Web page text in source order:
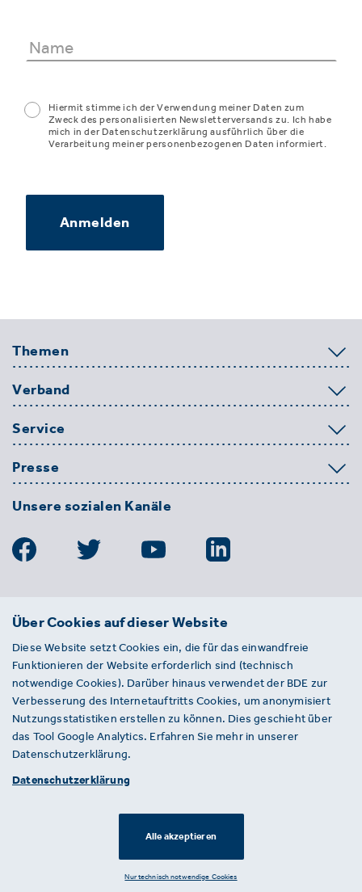
Hiermit stimme ich der Verwendung meiner Daten zum
Zweck des personalisierten Newsletterversands zu. Ich habe
mich in der Datenschutzerklärung ausführlich über die
Verarbeitung meiner personenbezogenen Daten informiert.
Anmelden
Themen
Verband
Service
Presse
Unsere sozialen Kanäle
BDE
Entsorgungs-, Wasser- und
Kreislaufwirtschaft e. V.
Von-der-Heydt-Straße 2
D 10785 Berlin
Sie haben einen Fehler auf unserer Website
gefunden? Ihnen ist ein defekter Link
aufgefallen? Wir freuen uns über Ihren
Über Cookies auf dieser Website
Diese Website setzt Cookies ein, die für das einwandfreie
Funktionieren der Website erforderlich sind (technisch
notwendige Cookies). Darüber hinaus verwendet der BDE zur
Verbesserung des Internetauftritts Cookies, um anonymisiert
Nutzungsstatistiken erstellen zu können. Dies geschieht über
das Tool Google Analytics. Erfahren Sie mehr in unserer
Datenschutzerklärung.
Datenschutzerklärung
Alle akzeptieren
Nur technisch notwendige Cookies